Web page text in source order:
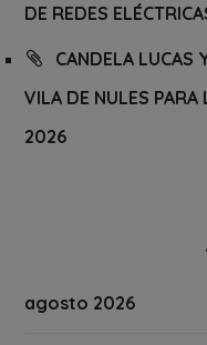
DE REDES
CANDELA LUCAS
VILA DE NULES PARA
2026
agosto 2026